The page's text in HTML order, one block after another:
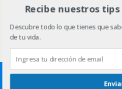
Volver
Móvil
Recibe nuestros
Descubre todo lo que tienes que
de tu vida.